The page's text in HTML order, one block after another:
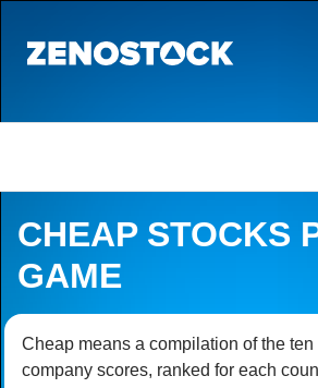
CHEAP STOCKS
GAME
Cheap means a compilation of the
company scores, ranked for each